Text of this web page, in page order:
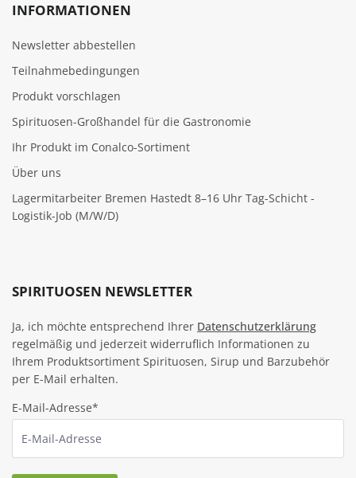
INFORMATIONEN
Newsletter abbestellen
Teilnahmebedingungen
Produkt vorschlagen
Spirituosen-Großhandel für die Gastronomie
Ihr Produkt im Conalco-Sortiment
Über uns
Lagermitarbeiter Bremen Hastedt 8–16 Uhr Tag-Schicht -
Logistik-Job (M/W/D)
SPIRITUOSEN NEWSLETTER
Ja, ich möchte entsprechend Ihrer Datenschutzerklärung
regelmäßig und jederzeit widerruflich Informationen zu
Ihrem Produktsortiment Spirituosen, Sirup und Barzubehör
per E-Mail erhalten.
E-Mail-Adresse*